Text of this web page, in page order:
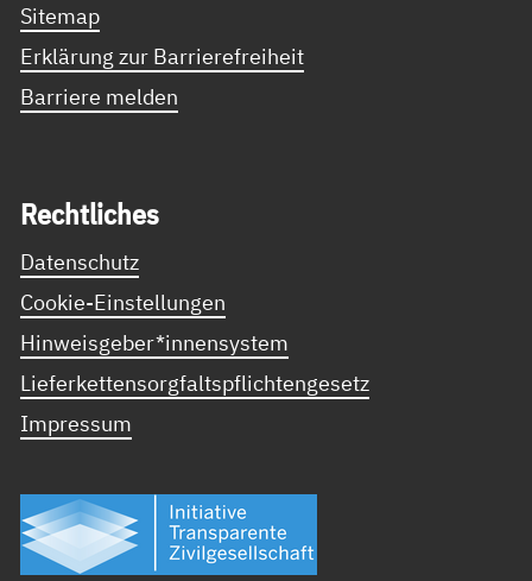
Sitemap
Erklärung zur Barrierefreiheit
Barriere melden
Recht­li­ches
Datenschutz
Cookie-Einstellungen
Hinweisgeber*innensystem
Lieferkettensorgfaltspflichtengesetz
Impressum